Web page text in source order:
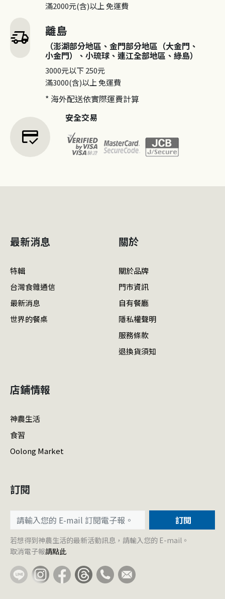
delivery_truck_speed
滿2000元(含)以上免運費
離島
（澎湖部分地區、金門部分地區（大金門、
小金門）、小琉球、連江全部地區、綠島）
3000元以下250元
滿3000(含)以上免運費
* 海外配送依實際運費計算
credit_score
安全交易
最新消息
特輯
台灣食雜通信
最新消息
世界的餐桌
關於
關於品牌
門市資訊
自有餐廳
隱私權聲明
服務條款
退換貨須知
店鋪情報
神農生活
食習
Oolong Market
訂閱
訂閱
若想得到神農生活的最新活動訊息，請輸入您的 E-mail。
取消電子報請點此